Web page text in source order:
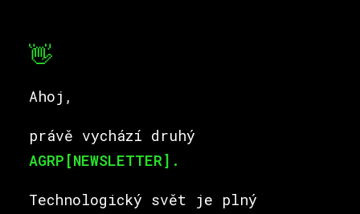
OTEVŘENÉ POZICE
👋
Ahoj,
právě vychází druhý
AGRP[NEWSLETTER].
Technologický svět je plný